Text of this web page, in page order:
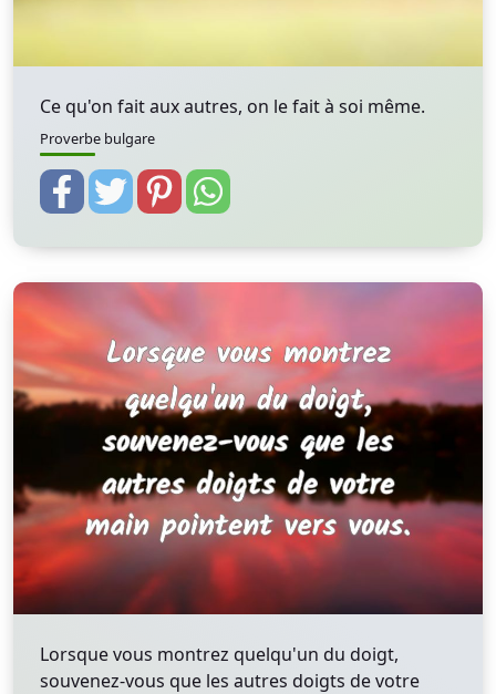
Ce qu'on fait aux autres, on le fait à soi même.
Proverbe bulgare
Lorsque vous montrez quelqu'un du doigt,
souvenez-vous que les autres doigts de votre